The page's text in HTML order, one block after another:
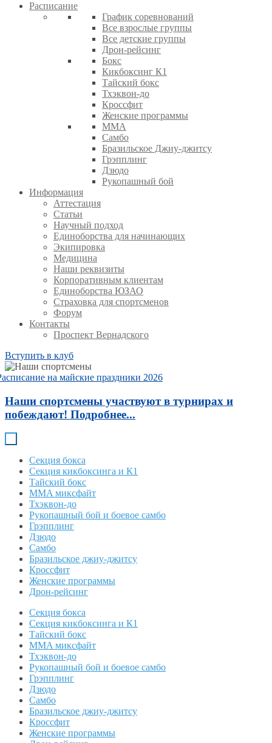
Расписание
График соревнований
Все взрослые группы
Все детские группы
Дрон-рейсинг
Бокс
Кикбоксинг К1
Тайский бокс
Тхэквон-до
Кроссфит
Женские программы
ММА
Самбо
Бразильское Джиу-джитсу
Грэпплинг
Дзюдо
Рукопашный бой
Информация
Аттестация
Статьи
Научный подход
Единоборства для начинающих
Экипировка
Медицина
Наши реквизиты
Корпоративным клиентам
Единоборства ЮЗАО
Страховка для спортсменов
Форум
Контакты
Проспект Вернадского
Вступить в клуб
на майские праздники 2026
Наши спортсмены участвуют в турнирах и
побеждают! Подробнее...
Секция бокса
Секция кикбоксинга и К1
Тайский бокс
MMA миксфайт
Тхэквон-до
Рукопашный бой и боевое самбо
Грэпплинг
Дзюдо
Самбо
Бразильское джиу-джитсу
Кроссфит
Женские программы
Дрон-рейсинг
Секция бокса
Секция кикбоксинга и К1
Тайский бокс
MMA миксфайт
Тхэквон-до
Рукопашный бой и боевое самбо
Грэпплинг
Дзюдо
Самбо
Бразильское джиу-джитсу
Кроссфит
Женские программы